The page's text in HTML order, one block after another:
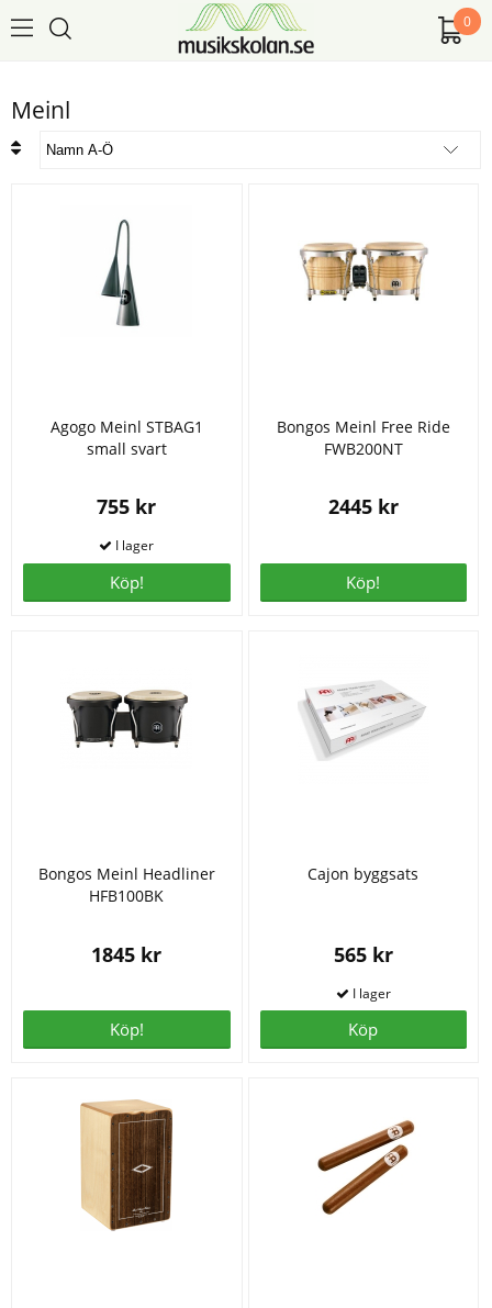
0
Meinl
Agogo Meinl STBAG1
small svart
755 kr
Köp!
Bongos Meinl Free Ride
FWB200NT
2445 kr
Köp!
Bongos Meinl Headliner
HFB100BK
1845 kr
Köp!
Cajon byggsats
565 kr
Köp